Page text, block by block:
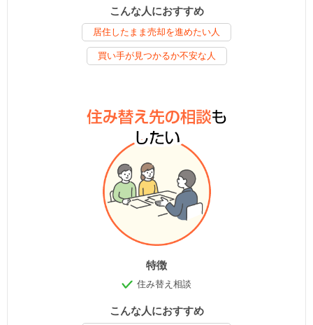
こんな人におすすめ
居住したまま売却を進めたい人
買い手が見つかるか不安な人
特徴
住み替え相談
こんな人におすすめ